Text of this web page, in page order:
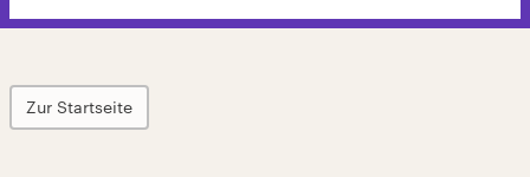
Zur Startseite